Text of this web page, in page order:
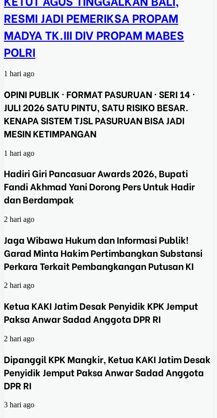
RESMI JADI PEMERIKSA PROPAM
MADYA TK.III DIV PROPAM MABES
POLRI
1 hari ago
OPINI PUBLIK · FORMAT PASURUAN · SERI 14 ·
JULI 2026 SATU PINTU, SATU RISIKO BESAR.
KENAPA SISTEM TJSL PASURUAN BISA JADI
MESIN KETIMPANGAN
1 hari ago
Hadiri Giri Pancasuar Awards 2026, Bupati
Fandi Akhmad Yani Dorong Pers Untuk Hadir
dan Berdampak
2 hari ago
Jaga Wibawa Hukum dan Informasi Publik!
Garad Minta Hakim Pertimbangkan Substansi
Perkara Terkait Pembangkangan Putusan KI
2 hari ago
Ketua KAKI Jatim Desak Penyidik KPK Jemput
Paksa Anwar Sadad Anggota DPR RI
2 hari ago
Dipanggil KPK Mangkir, Ketua KAKI Jatim Desak
Penyidik Jemput Paksa Anwar Sadad Anggota
DPR RI
3 hari ago